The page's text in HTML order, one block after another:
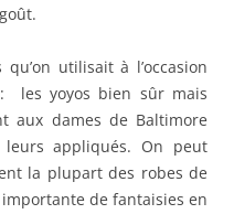
utilisait à l’occasion
les yoyos bien sûr mais
aux dames de Baltimore
appliqués. On peut
la plupart des robes de
de fantaisies en